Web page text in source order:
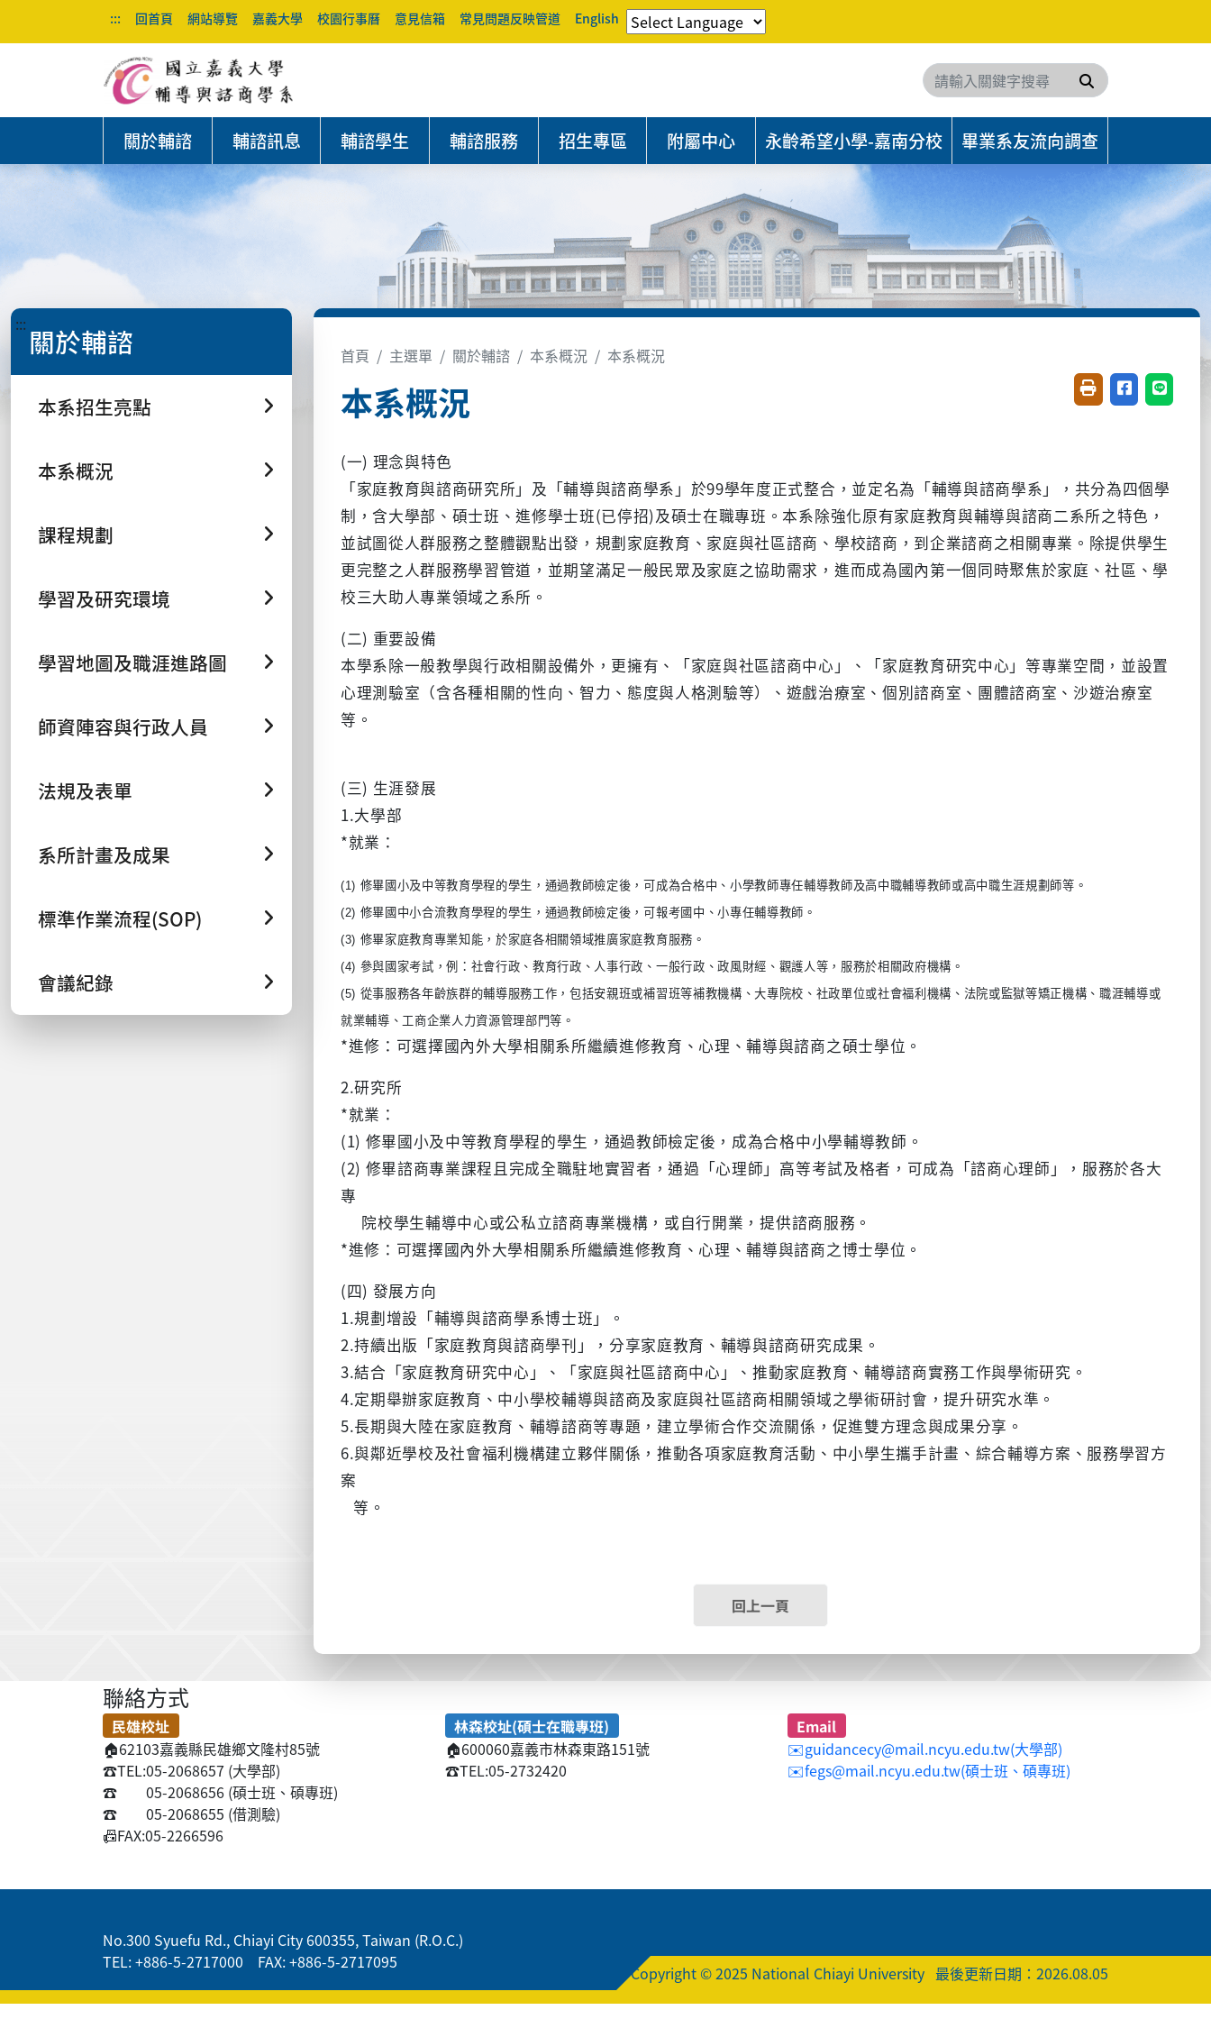
::: 回首頁 網站導覽 嘉義大學 校園行事曆 意見信箱 常見問題反映管道 English
搜尋
關於輔諮 輔諮訊息 輔諮學生 輔諮服務 招生專區 附屬中心 永齡希望小學-嘉南分校 畢業系友流向調查
::: 關於輔諮
本系招生亮點
本系概況
課程規劃
學習及研究環境
學習地圖及職涯進路圖
師資陣容與行政人員
法規及表單
系所計畫及成果
標準作業流程(SOP)
會議紀錄
首頁 主選單 關於輔諮 本系概況 本系概況
本系概況 友善列印(開新視窗)
分享至臉書(
分享至
(一) 理念與特色
「家庭教育與諮商研究所」及「輔導與諮商學系」於99學年度正式整合，並定名為「輔導與諮商學系」，共分為四個學
制，含大學部、碩士班、進修學士班(已停招)及碩士在職專班。本系除強化原有家庭教育與輔導與諮商二系所之特色，
並試圖從人群服務之整體觀點出發，規劃家庭教育、家庭與社區諮商、學校諮商，到企業諮商之相關專業。除提供學生
更完整之人群服務學習管道，並期望滿足一般民眾及家庭之協助需求，進而成為國內第一個同時聚焦於家庭、社區、學
校三大助人專業領域之系所。
(二) 重要設備
本學系除一般教學與行政相關設備外，更擁有、「家庭與社區諮商中心」、「家庭教育研究中心」等專業空間，並設置
心理測驗室（含各種相關的性向、智力、態度與人格測驗等）、遊戲治療室、個別諮商室、團體諮商室、沙遊治療室
等。
(三) 生涯發展
1.大學部
*就業：
(1) 修畢國小及中等教育學程的學生，通過教師檢定後，可成為合格中、小學教師專任輔導教師及高中職輔導教師或高中職生涯規劃師等。
(2) 修畢國中小合流教育學程的學生，通過教師檢定後，可報考國中、小專任輔導教師。
(3) 修畢家庭教育專業知能，於家庭各相關領域推廣家庭教育服務。
(4) 參與國家考試，例：社會行政、教育行政、人事行政、一般行政、政風財經、觀護人等，服務於相關政府機構。
(5) 從事服務各年齡族群的輔導服務工作，包括安親班或補習班等補教機構、大專院校、社政單位或社會福利機構、法院或監獄等矯正機構、職涯輔導或
就業輔導、工商企業人力資源管理部門等。
*進修：可選擇國內外大學相關系所繼續進修教育、心理、輔導與諮商之碩士學位。
2.研究所
*就業：
(1) 修畢國小及中等教育學程的學生，通過教師檢定後，成為合格中小學輔導教師。
(2) 修畢諮商專業課程且完成全職駐地實習者，通過「心理師」高等考試及格者，可成為「諮商心理師」，服務於各大
專
院校學生輔導中心或公私立諮商專業機構，或自行開業，提供諮商服務。
*進修：可選擇國內外大學相關系所繼續進修教育、心理、輔導與諮商之博士學位。
(四) 發展方向
1.規劃增設「輔導與諮商學系博士班」。
2.持續出版「家庭教育與諮商學刊」，分享家庭教育、輔導與諮商研究成果。
3.結合「家庭教育研究中心」、「家庭與社區諮商中心」、推動家庭教育、輔導諮商實務工作與學術研究。
4.定期舉辦家庭教育、中小學校輔導與諮商及家庭與社區諮商相關領域之學術研討會，提升研究水準。
5.長期與大陸在家庭教育、輔導諮商等專題，建立學術合作交流關係，促進雙方理念與成果分享。
6.與鄰近學校及社會福利機構建立夥伴關係，推動各項家庭教育活動、中小學生攜手計畫、綜合輔導方案、服務學習方
案
等。
回上一頁
聯絡方式
民雄校址
🏠62103嘉義縣民雄鄉文隆村85號
☎️TEL:05-2068657 (大學部)
☎️ 05-2068656 (碩士班、碩專班)
☎️ 05-2068655 (借測驗)
📠FAX:05-2266596
林森校址(碩士在職專班)
🏠600060嘉義市林森東路151號
☎️TEL:05-2732420
Email
✉️guidancecy@mail.ncyu.edu.tw(大學部)
✉️fegs@mail.ncyu.edu.tw(碩士班、碩專班)
No.300 Syuefu Rd., Chiayi City 600355, Taiwan (R.O.C.)
TEL: +886-5-2717000 FAX: +886-5-2717095
Copyright © 2025 National Chiayi University 最後更新日期：2026.08.05